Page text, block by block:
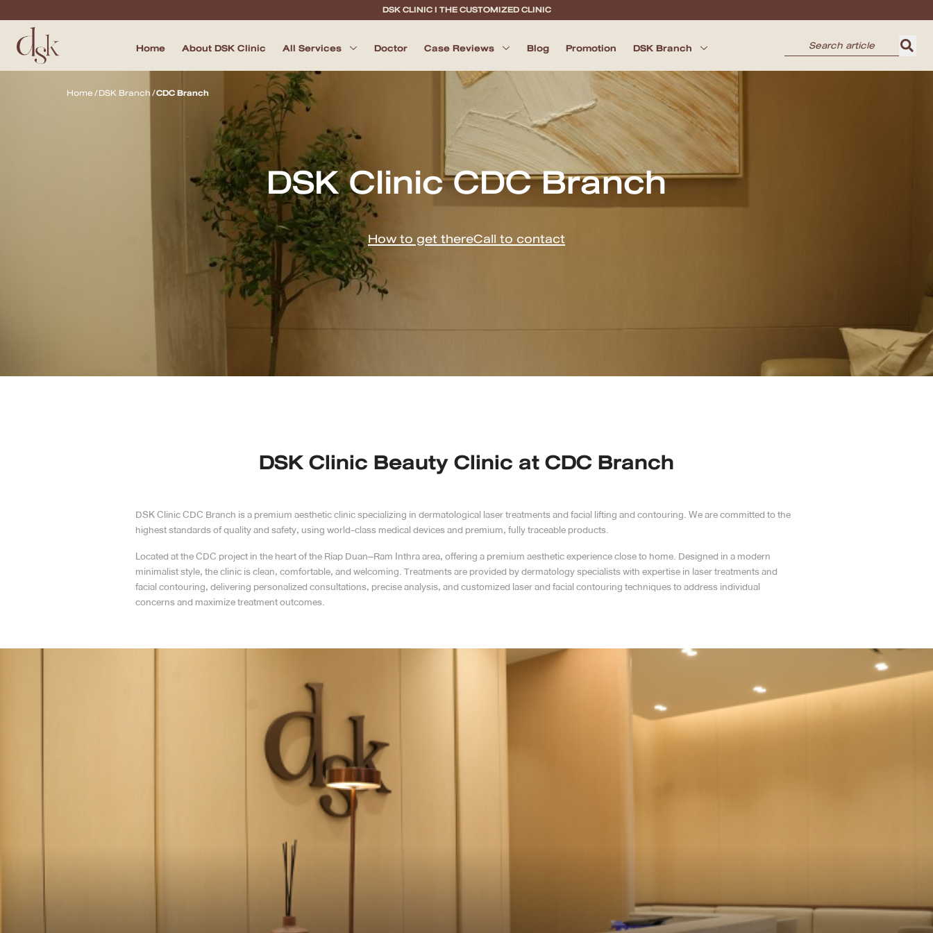
DSK CLINIC I THE CUSTOMIZED CLINIC
Home About DSK Clinic All Services Doctor Case Reviews Blog Promotion DSK Branch
Home
Photo Reviews
Siam Paragon Branch
MRT Suttisan Branch
Home/DSK Branch/CDC Branch
DSK Clinic CDC Branch
How to get thereCall to contact
DSK Clinic Beauty Clinic at CDC Branch
DSK Clinic CDC Branch is a premium aesthetic clinic specializing in dermatological laser treatments and facial lifting and contouring. We are committed to the
highest standards of quality and safety, using world-class medical devices and premium, fully traceable products.
Located at the CDC project in the heart of the Riap Duan–Ram Inthra area, offering a premium aesthetic experience close to home. Designed in a modern
minimalist style, the clinic is clean, comfortable, and welcoming. Treatments are provided by dermatology specialists with expertise in laser treatments and
facial contouring, delivering personalized consultations, precise analysis, and customized laser and facial contouring techniques to address individual
concerns and maximize treatment outcomes.